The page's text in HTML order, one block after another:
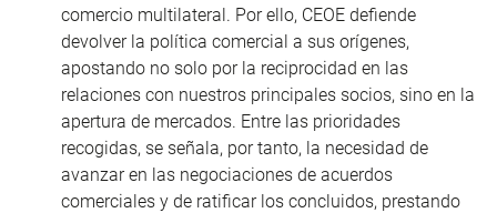
comercio multilateral. Por ello, CEOE defiende
devolver la política comercial a sus orígenes,
apostando no solo por la reciprocidad en las
relaciones con nuestros principales socios, sino en la
apertura de mercados. Entre las prioridades
recogidas, se señala, por tanto, la necesidad de
avanzar en las negociaciones de acuerdos
comerciales y de ratificar los concluidos, prestando